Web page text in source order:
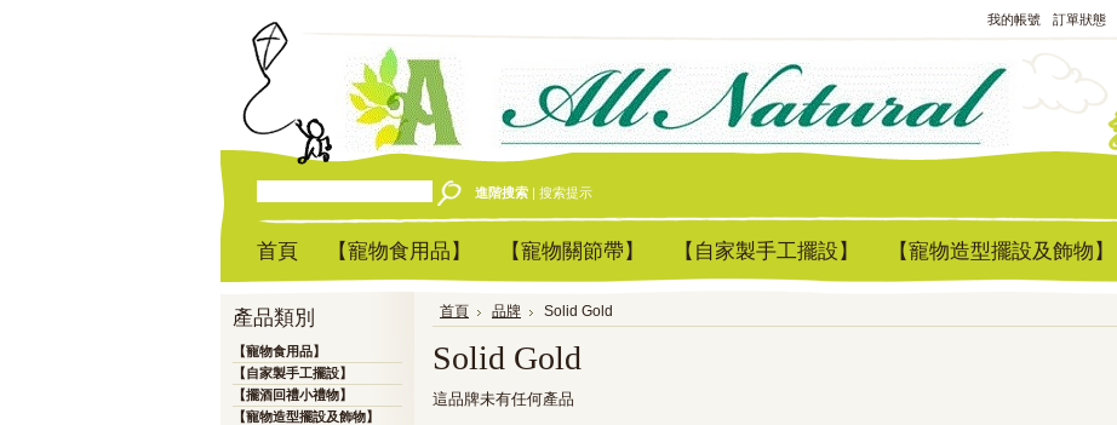
我的帳號 訂單狀態
進階搜索 | 搜索提示
首頁 【寵物食用品】 【寵物關節帶】 【自家製手工擺設】 【寵物造型擺設及飾物】
產品類別
【寵物食用品】
【自家製手工擺設】
【擺酒回禮小禮物】
【寵物造型擺設及飾物】
首頁 品牌 Solid Gold
Solid Gold
這品牌未有任何產品